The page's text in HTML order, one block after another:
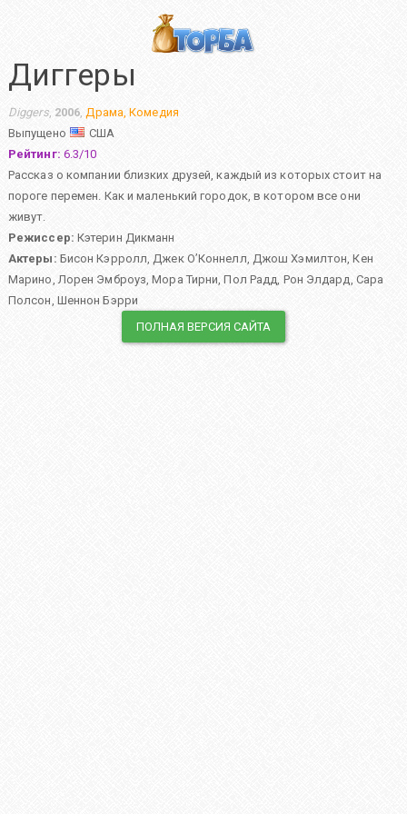
Диггеры
Diggers, 2006,Драма,Комедия
Выпущено
США
Рейтинг: 6.3/10
Рассказ о компании близких друзей, каждый из которых стоит на
пороге перемен. Как и маленький городок, в котором все они
живут.
Режиссер: Кэтерин Дикманн
Актеры: Бисон Кэрролл,Джек О’Коннелл, Джош Хэмилтон,Кен
Марино,Лорен Эмброуз,Мора Тирни,Пол Радд, Рон Элдард, Сара
Полсон, Шеннон Бэрри
ПОЛНАЯ ВЕРСИЯ САЙТА